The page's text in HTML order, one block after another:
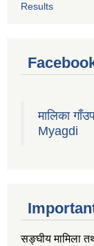
Results
मालिका
Myagdi
सङ्‍घीय मामिला